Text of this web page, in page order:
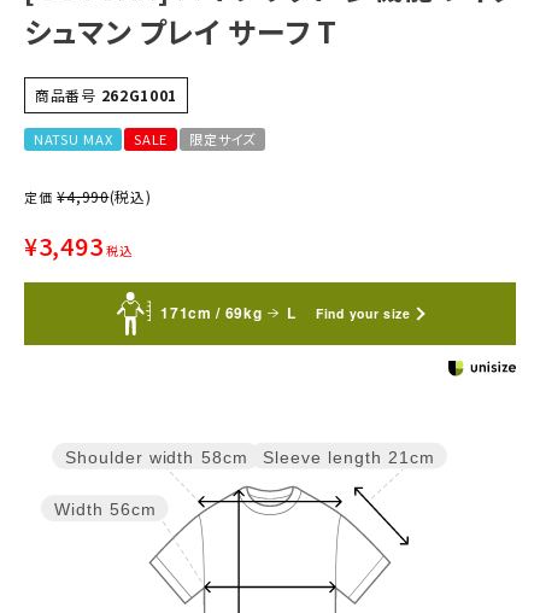
シュマン プレイ サーフ T
商品番号 262G1001
NATSU MAX SALE 限定サイズ
定価 ¥4,990(税込)
¥3,493 税込
171cm / 69kg L Find your size
Sleeve length 21cm
Width 56cm
Shoulder width 58cm